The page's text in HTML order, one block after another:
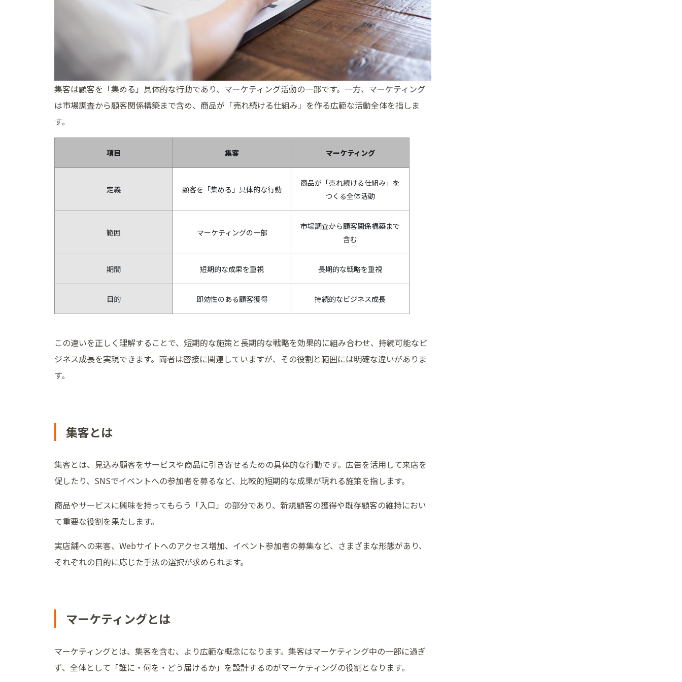
集客は顧客を「集める」具体的な行動であり、マーケティング活動の一部です。一方、マーケティング
は市場調査から顧客関係構築まで含め、商品が「売れ続ける仕組み」を作る広範な活動全体を指しま
す。
項目 集客 マーケティング
定義 顧客を「集める」具体的な行動
商品が「売れ続ける仕組み」を
つくる全体活動
範囲 マーケティングの一部
市場調査から顧客関係構築まで
含む
期間 短期的な成果を重視 長期的な戦略を重視
目的 即効性のある顧客獲得 持続的なビジネス成長
この違いを正しく理解することで、短期的な施策と長期的な戦略を効果的に組み合わせ、持続可能なビ
ジネス成長を実現できます。両者は密接に関連していますが、その役割と範囲には明確な違いがありま
す。
集客とは
集客とは、見込み顧客をサービスや商品に引き寄せるための具体的な行動です。広告を活用して来店を
促したり、SNSでイベントへの参加者を募るなど、比較的短期的な成果が現れる施策を指します。
商品やサービスに興味を持ってもらう「入口」の部分であり、新規顧客の獲得や既存顧客の維持におい
て重要な役割を果たします。
実店舗への来客、Webサイトへのアクセス増加、イベント参加者の募集など、さまざまな形態があり、
それぞれの目的に応じた手法の選択が求められます。
マーケティングとは
マーケティングとは、集客を含む、より広範な概念になります。集客はマーケティング中の一部に過ぎ
ず、全体として「誰に・何を・どう届けるか」を設計するのがマーケティングの役割となります。